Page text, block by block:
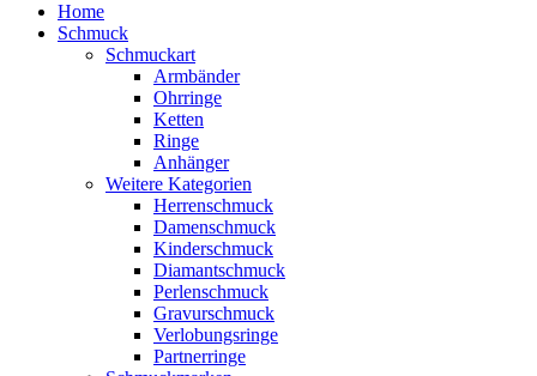
Home
Schmuck
Schmuckart
Armbänder
Ohrringe
Ketten
Ringe
Anhänger
Weitere Kategorien
Herrenschmuck
Damenschmuck
Kinderschmuck
Diamantschmuck
Perlenschmuck
Gravurschmuck
Verlobungsringe
Partnerringe